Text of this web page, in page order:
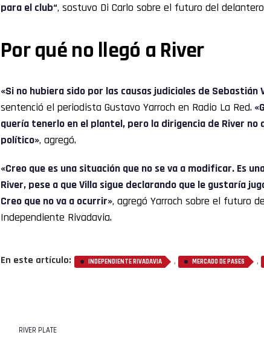
para el club“, sostuvo Di Carlo sobre el futuro del
Por qué no llegó a River
«Si no hubiera sido por las causas judiciales de Sebastián
sentenció el periodista Gustavo Yarroch en Radio La Red.
quería tenerlo en el plantel, pero la dirigencia de River no
político», agregó.
«Creo que es una situación que no se va a modificar. Es
River, pese a que Villa sigue declarando que le gustaría
Creo que no va a ocurrir», agregó Yarroch sobre el futuro
Independiente Rivadavia.
En este artículo: INDEPENDIENTE RIVADAVIA , MERCADO DE PASES ,
RIVER PLATE